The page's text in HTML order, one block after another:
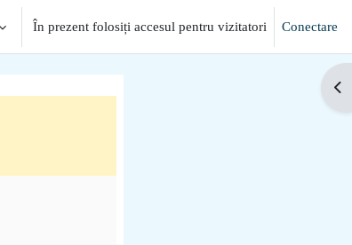
În prezent folosiți accesul pentru vizitatori Conectare